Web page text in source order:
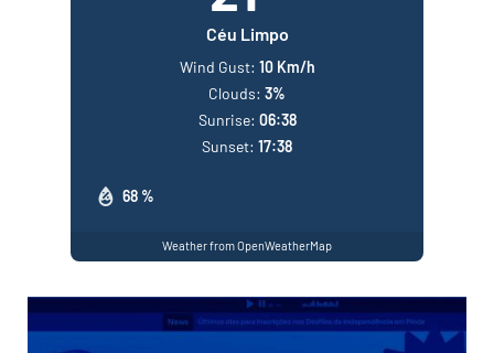
Céu Limpo
68 %
Wind Gust: 10 Km/h
Clouds: 3%
Sunrise: 06:38
Sunset: 17:38
Weather from OpenWeatherMap